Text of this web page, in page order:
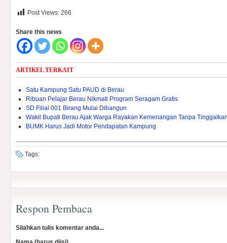
Post Views: 266
Share this news
ARTIKEL TERKAIT
Satu Kampung Satu PAUD di Berau
Ribuan Pelajar Berau Nikmati Program Seragam Gratis
SD Filial 001 Birang Mulai Dibangun
Wakil Bupati Berau Ajak Warga Rayakan Kemenangan Tanpa
BUMK Harus Jadi Motor Pendapatan Kampung
Tags:
Respon Pembaca
Silahkan tulis komentar anda...